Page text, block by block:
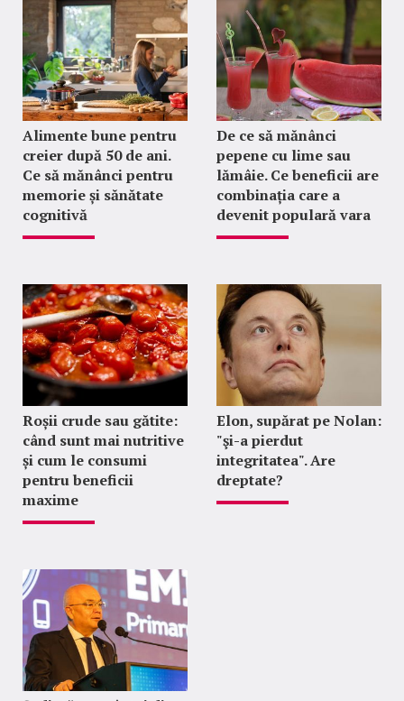
Alimente bune pentru
creier după 50 de ani.
Ce să mănânci pentru
memorie și sănătate
cognitivă
De ce să mănânci
pepene cu lime sau
lămâie. Ce beneficii are
combinația care a
devenit populară vara
Roșii crude sau gătite:
când sunt mai nutritive
și cum le consumi
pentru beneficii
maxime
Elon, supărat pe Nolan:
"şi-a pierdut
integritatea". Are
dreptate?